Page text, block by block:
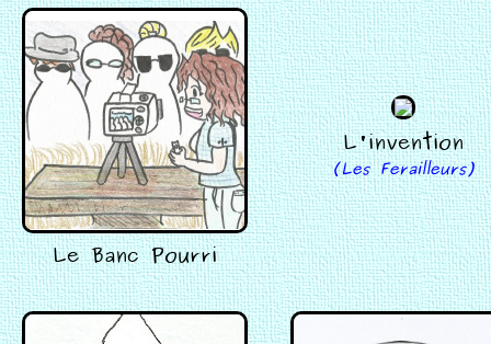
Le Banc Pourri
L'invention
(Les Ferailleurs)